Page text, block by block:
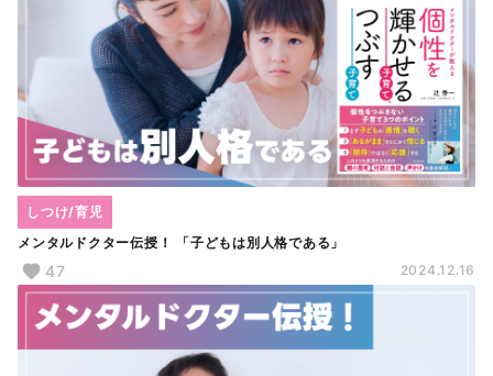
メンタルドクター伝授！ 「子どもは別人格である」
しつけ/育児
47 2024.12.16